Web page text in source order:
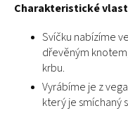
Charakteristické
Svíčku nabízíme
dřevěným
krbu.
Vyrábíme je z
který je smíchaný